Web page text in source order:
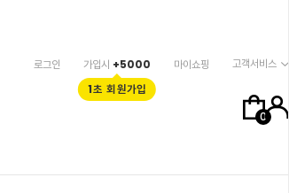
0
로그인 가입시 +5000
1초 회원가입
마이쇼핑 고객서비스